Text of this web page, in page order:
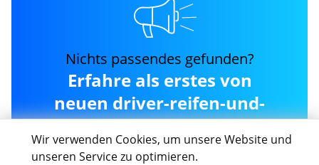
Wir verwenden Cookies, um unsere Website und
unseren Service zu optimieren.
Nichts passendes gefunden?
Erfahre als erstes von
neuen driver-reifen-und-
kfz-technik-gmbh Jobs in
Lübeck